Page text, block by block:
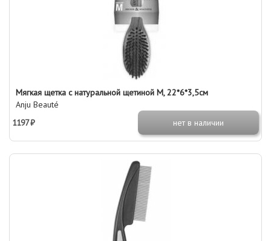
Мягкая щетка с натуральной щетиной М, 22*6*3,5см
Anju Beauté
1197 ₽
нет в наличии